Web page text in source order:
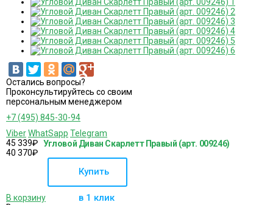
Остались вопросы?
Проконсультируйтесь со своим
персональным менеджером
+7 (495) 845-30-94
ViberWhatSapp Telegram
Угловой Диван Скарлетт Правый (арт. 009246)
45 339₽
40 370₽
В корзину
Купить
в 1 клик